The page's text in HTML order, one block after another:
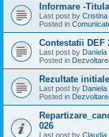
Informare -
Last post by Cristina
Posted in
Contestatii DEF
Last post by Daniela
Posted in
Rezultate
Last post by Daniela
Posted in
026
Last post by Claudia